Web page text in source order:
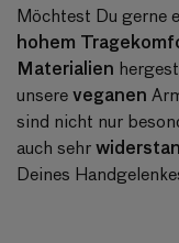
Möchtest Du gerne
hohem
Materialien
unsereveganen
sind nicht nur
auch sehr
Deines